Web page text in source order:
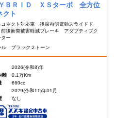
ＢＲＩＤ ＸＳターボ 全方位
ト
ネクト対応車 後席両側電動スライドド
後衝突被害軽減ブレーキ アダプティブク
ー
ル ブラック２トーン
2026(令和8)年
離
0.1万Km
660cc
2029(令和11)年01月
なし